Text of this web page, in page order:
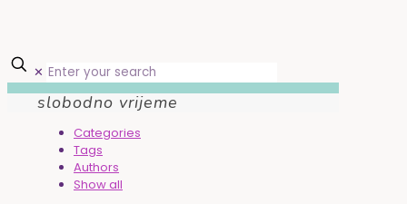
✕
slobodno vrijeme
Categories
Tags
Authors
Show all